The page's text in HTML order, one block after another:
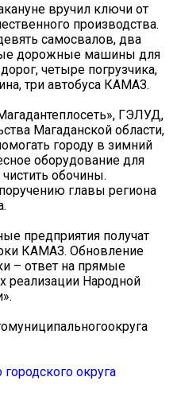
вручил ключи от
производства.
самосвалов, два
дорожные машины для
четыре погрузчика,
три автобуса КАМАЗ.
ГЭЛУД,
Магаданской области,
городу в зимний
оборудование для
обочины.
главы региона
предприятия получат
КАМАЗ. Обновление
– ответ на прямые
реализации Народной
округа